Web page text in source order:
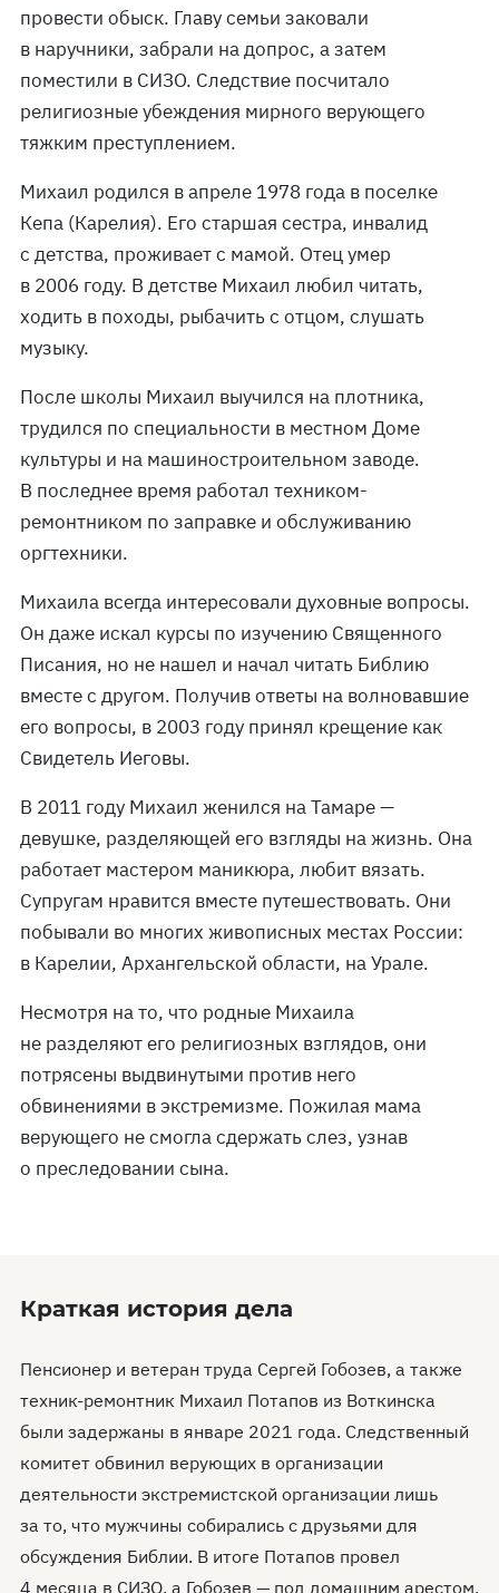
провести обыск. Главу семьи заковали
в наручники, забрали на допрос, а затем
поместили в СИЗО. Следствие посчитало
религиозные убеждения мирного верующего
тяжким преступлением.
Михаил родился в апреле 1978 года в поселке
Кепа (Карелия). Его старшая сестра, инвалид
с детства, проживает с мамой. Отец умер
в 2006 году. В детстве Михаил любил читать,
ходить в походы, рыбачить с отцом, слушать
музыку.
После школы Михаил выучился на плотника,
трудился по специальности в местном Доме
культуры и на машиностроительном заводе.
В последнее время работал техником-
ремонтником по заправке и обслуживанию
оргтехники.
Михаила всегда интересовали духовные вопросы.
Он даже искал курсы по изучению Священного
Писания, но не нашел и начал читать Библию
вместе с другом. Получив ответы на волновавшие
его вопросы, в 2003 году принял крещение как
Свидетель Иеговы.
В 2011 году Михаил женился на Тамаре —
девушке, разделяющей его взгляды на жизнь. Она
работает мастером маникюра, любит вязать.
Супругам нравится вместе путешествовать. Они
побывали во многих живописных местах России:
в Карелии, Архангельской области, на Урале.
Несмотря на то, что родные Михаила
не разделяют его религиозных взглядов, они
потрясены выдвинутыми против него
обвинениями в экстремизме. Пожилая мама
верующего не смогла сдержать слез, узнав
о преследовании сына.
Краткая история дела
Пенсионер и ветеран труда Сергей Гобозев, а также
техник-ремонтник Михаил Потапов из Воткинска
были задержаны в январе 2021 года. Следственный
комитет обвинил верующих в организации
деятельности экстремистской организации лишь
за то, что мужчины собирались с друзьями для
обсуждения Библии. В итоге Потапов провел
4 месяца в СИЗО, а Гобозев — под домашним арестом.